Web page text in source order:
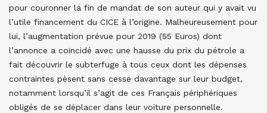
pour couronner la fin de mandat de son auteur qui y avait vu
l’utile financement du CICE à l’origine. Malheureusement pour
lui, l’augmentation prévue pour 2019 (55 Euros) dont
l’annonce a coïncidé avec une hausse du prix du pétrole a
fait découvrir le subterfuge à tous ceux dont les dépenses
contraintes pèsent sans cesse davantage sur leur budget,
notamment lorsqu’il s’agit de ces Français périphériques
obligés de se déplacer dans leur voiture personnelle.